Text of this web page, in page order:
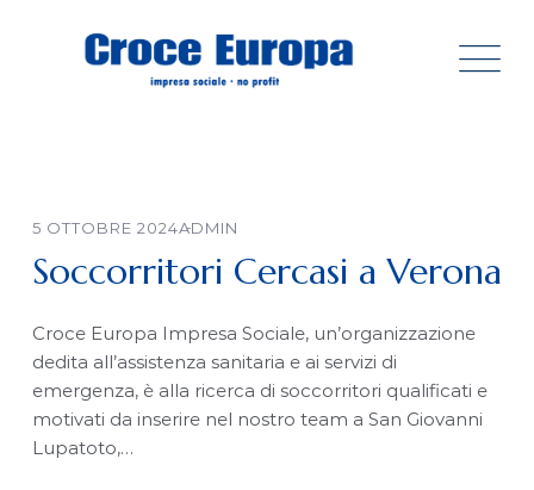
5 OTTOBRE 2024ADMIN
Soccorritori Cercasi a Verona
Croce Europa Impresa Sociale, un’organizzazione
dedita all’assistenza sanitaria e ai servizi di
emergenza, è alla ricerca di soccorritori qualificati e
motivati da inserire nel nostro team a San Giovanni
Lupatoto,…